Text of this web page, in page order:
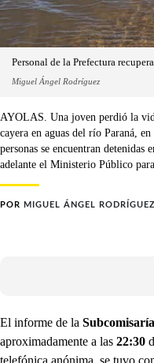
Personal de la Prefectura
Miguel Ángel Rodríguez
AYOLAS. Una joven perdió la
cayera en aguas del río Paraná,
personas se encuentran
adelante el Ministerio Público
POR MIGUEL ÁNGEL RODRÍGUEZ
El informe de la
aproximadamente a las 22:30
telefónica anónima, se tuvo